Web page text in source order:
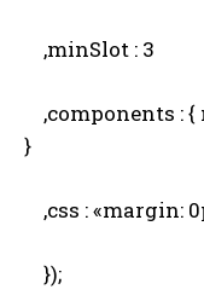
,minSlot : 3
,components : {
}
,css : «margin:
});